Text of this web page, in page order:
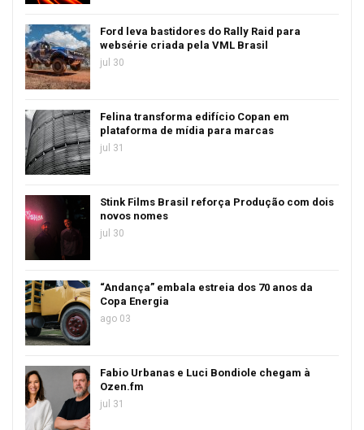
Ford leva bastidores do Rally Raid para
websérie criada pela VML Brasil
jul 30
Felina transforma edifício Copan em
plataforma de mídia para marcas
jul 31
Stink Films Brasil reforça Produção com dois
novos nomes
jul 30
“Andança” embala estreia dos 70 anos da
Copa Energia
ago 03
Fabio Urbanas e Luci Bondiole chegam à
Ozen.fm
jul 31